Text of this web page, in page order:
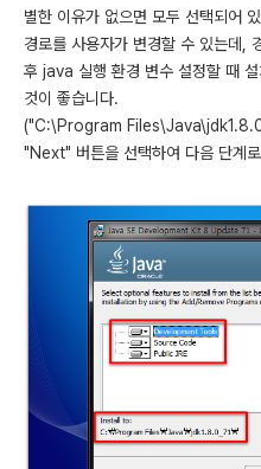
별한 이유가 없으면 모두 선택되어
경로를 사용자가 변경할 수 있는데,
후 java 실행 환경 변수 설정할 때
것이 좋습니다.
("C:\Program
"Next" 버튼을 선택하여 다음 단계